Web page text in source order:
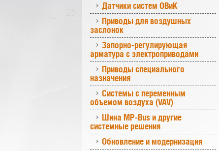
Датчики систем ОВиК
Приводы для воздушных
заслонок
Запорно-регулирующая
арматура с электроприводами
Приводы специального
назначения
Системы с переменным
объемом воздуха (VAV)
Шина MP-Bus и другие
системные решения
Обновление и модернизация